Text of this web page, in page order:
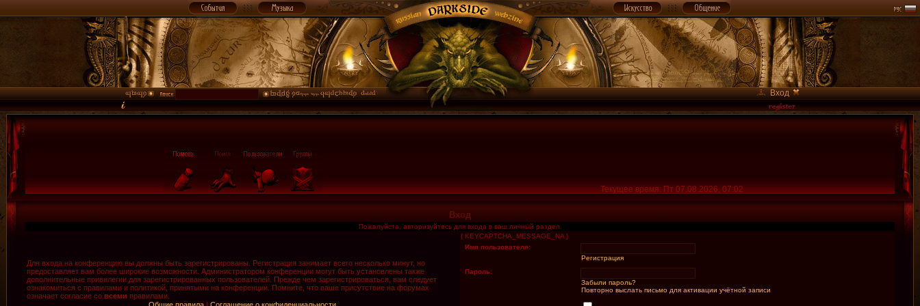
Вход
Текущее время: Пт 07.08.2026, 07:02
Вход
Пожалуйста, авторизуйтесь для входа в ваш личный раздел.
Для входа на конференцию вы должны быть зарегистрированы. Регистрация занимает всего несколько минут, но
предоставляет вам более широкие возможности. Администратором конференции могут быть установлены также
дополнительные привилегии для зарегистрированных пользователей. Прежде чем зарегистрироваться, вам следует
ознакомиться с правилами и политикой, принятыми на конференции. Помните, что ваше присутствие на форумах
означает согласие со всеми правилами.
{ KEYCAPTCHA_MESSAGE_NA }
Имя пользователя:
Регистрация
Пароль:
Забыли пароль?
Повторно выслать письмо для активации учётной записи